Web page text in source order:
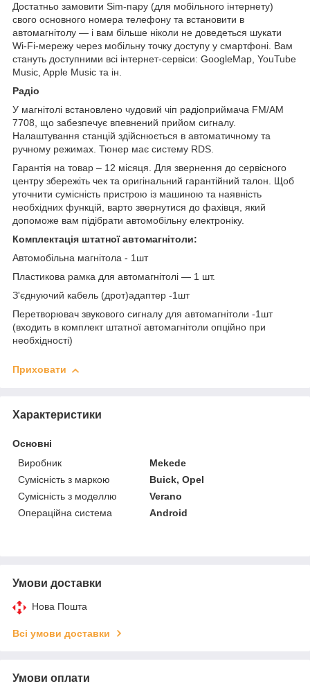
Достатньо замовити Sim-пару (для мобільного інтернету)
свого основного номера телефону та встановити в
автомагнітолу — і вам більше ніколи не доведеться шукати
Wi-Fi-мережу через мобільну точку доступу у смартфоні. Вам
стануть доступними всі інтернет-сервіси: GoogleMap, YouTube
Music, Apple Music та ін.
Радіо
У магнітолі встановлено чудовий чіп радіоприймача FM/AM
7708, що забезпечує впевнений прийом сигналу.
Налаштування станцій здійснюється в автоматичному та
ручному режимах. Тюнер має систему RDS.
Гарантія на товар – 12 місяця. Для звернення до сервісного
центру збережіть чек та оригінальний гарантійний талон. Щоб
уточнити сумісність пристрою із машиною та наявність
необхідних функцій, варто звернутися до фахівця, який
допоможе вам підібрати автомобільну електроніку.
Комплектація штатної автомагнітоли:
Автомобільна магнітола - 1шт
Пластикова рамка для автомагнітолі — 1 шт.
З'єднуючий кабель (дрот)адаптер -1шт
Перетворювач звукового сигналу для автомагнітоли -1шт
(входить в комплект штатної автомагнітоли опційно при
необхідності)
Приховати
Характеристики
Основні
Виробник
Mekede
Сумісність з маркою
Buick, Opel
Сумісність з моделлю
Verano
Операційна система
Android
Умови доставки
Нова Пошта
Всі умови доставки
Умови оплати